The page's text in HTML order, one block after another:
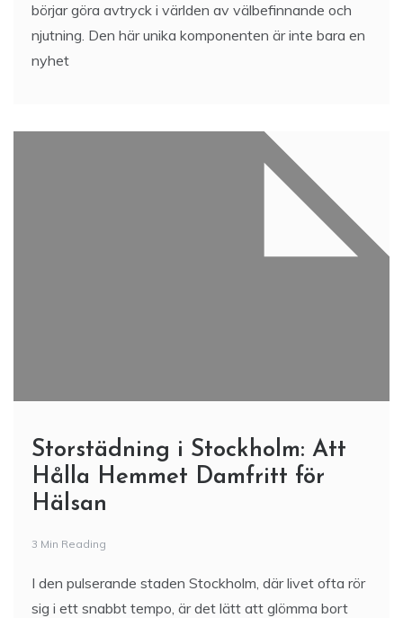
börjar göra avtryck i världen av välbefinnande och
njutning. Den här unika komponenten är inte bara en
nyhet
Storstädning i Stockholm: Att
Hålla Hemmet Damfritt för
Hälsan
3 Min Reading
I den pulserande staden Stockholm, där livet ofta rör
sig i ett snabbt tempo, är det lätt att glömma bort